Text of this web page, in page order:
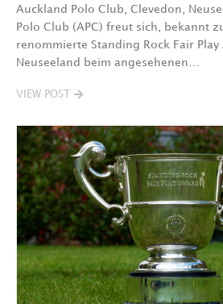
Auckland Polo Club, Clevedon,
Polo Club (APC) freut sich, bekannt
renommierte Standing Rock Fair
Neuseeland beim angesehenen…
VIEW POST